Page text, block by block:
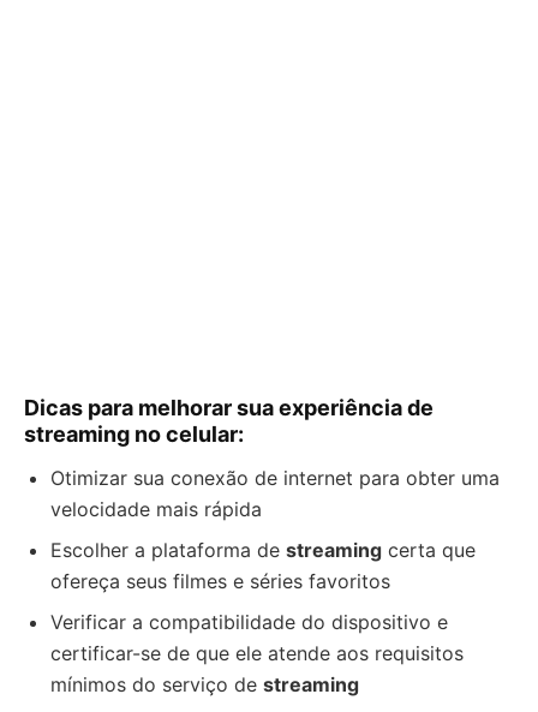
Dicas para melhorar sua experiência de
streaming no celular:
Otimizar sua conexão de internet para obter uma
velocidade mais rápida
Escolher a plataforma de streaming certa que
ofereça seus filmes e séries favoritos
Verificar a compatibilidade do dispositivo e
certificar-se de que ele atende aos requisitos
mínimos do serviço de streaming